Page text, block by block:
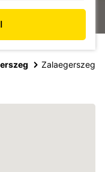
Zalaegerszeg